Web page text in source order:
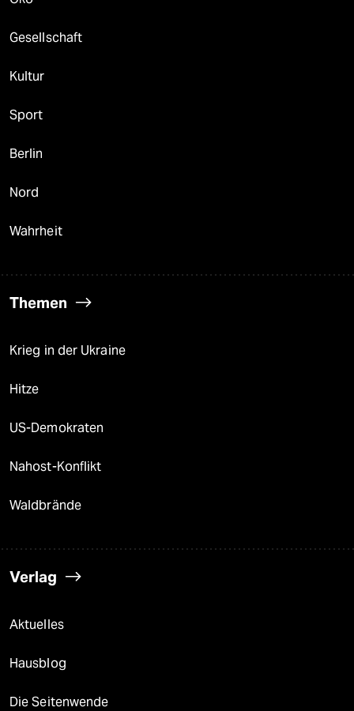
Gesellschaft
Kultur
Sport
Berlin
Nord
Wahrheit
Themen
Krieg in der Ukraine
Hitze
US-Demokraten
Nahost-Konflikt
Waldbrände
Verlag
Aktuelles
Hausblog
Die Seitenwende